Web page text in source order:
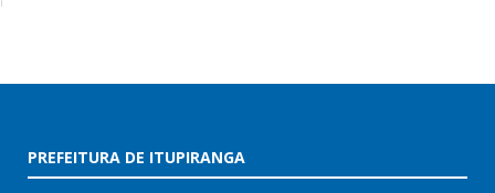
PREFEITURA DE ITUPIRANGA